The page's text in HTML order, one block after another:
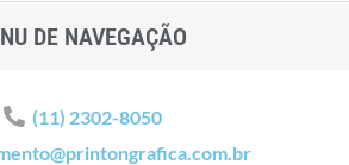
DE NAVEGAÇÃO
(11) 2302-8050